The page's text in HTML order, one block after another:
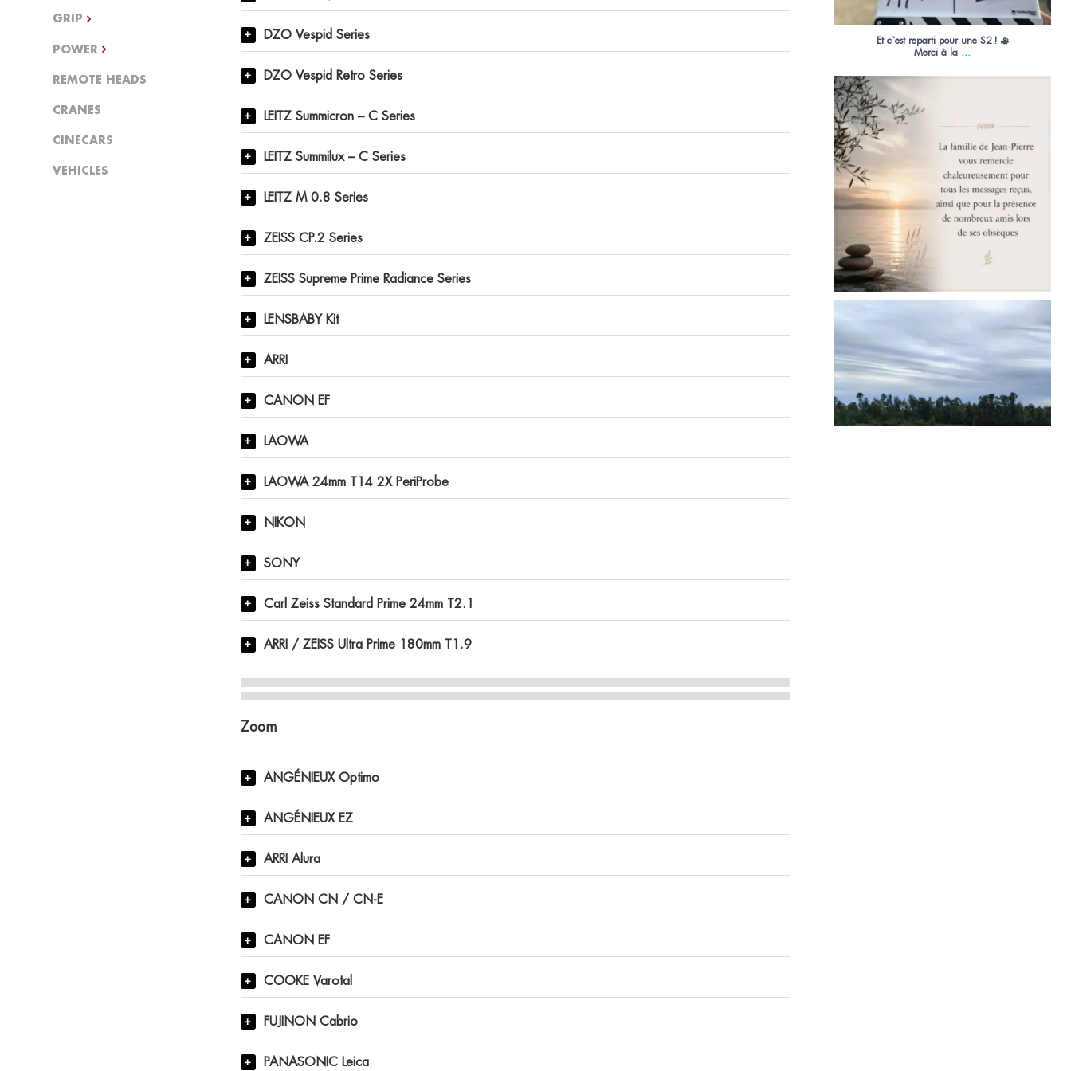
DZO Vespid Series
DZO Vespid Retro Series
LEITZ Summicron – C Series
LEITZ Summilux – C Series
LEITZ M 0.8 Series
ZEISS CP.2 Series
ZEISS Supreme Prime Radiance Series
LENSBABY Kit
ARRI
CANON EF
LAOWA
LAOWA 24mm T14 2X PeriProbe
NIKON
SONY
Carl Zeiss Standard Prime 24mm T2.1
ARRI / ZEISS Ultra Prime 180mm T1.9
Zoom
ANGÉNIEUX Optimo
ANGÉNIEUX EZ
ARRI Alura
CANON CN / CN-E
CANON EF
COOKE Varotal
FUJINON Cabrio
PANASONIC Leica
GRIP
POWER
REMOTE HEADS
CRANES
CINECARS
VEHICLES
Et c`est reparti pour une S2 !
Merci à la ...
13
54